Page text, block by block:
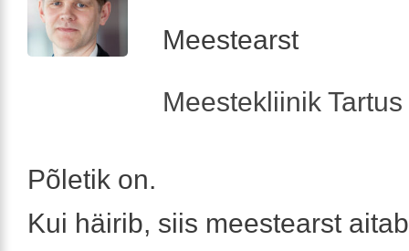
Meestearst
Meestekliinik
Põletik on.
Kui häirib, siis meestearst